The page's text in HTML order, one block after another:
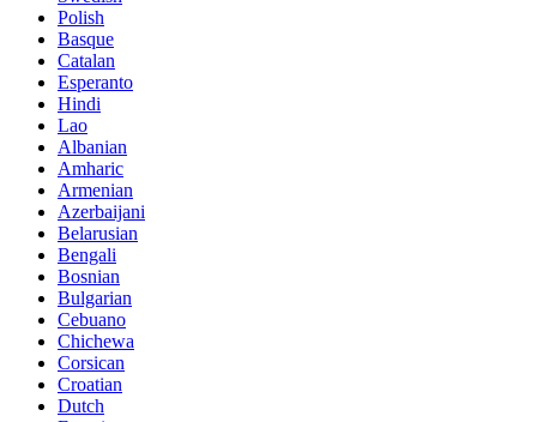
Polish
Basque
Catalan
Esperanto
Hindi
Lao
Albanian
Amharic
Armenian
Azerbaijani
Belarusian
Bengali
Bosnian
Bulgarian
Cebuano
Chichewa
Corsican
Croatian
Dutch